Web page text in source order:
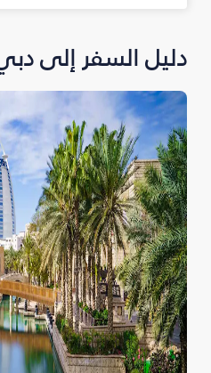
دليل السفر إلى